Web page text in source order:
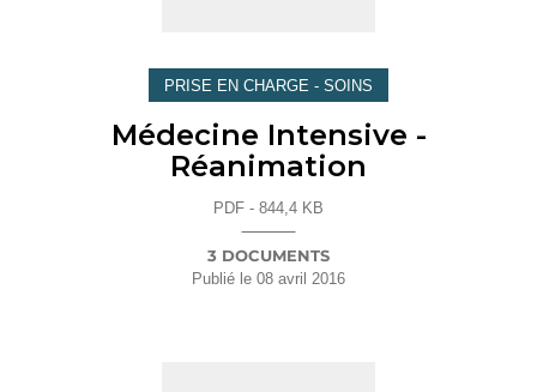
PRISE EN CHARGE - SOINS
Médecine Intensive -
Réanimation
PDF - 844,4 KB
3 DOCUMENTS
Publié le 08 avril 2016